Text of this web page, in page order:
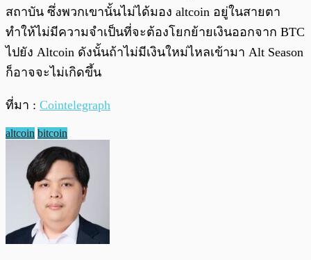
สถาบัน ซึ่งพวกเขานั้นไม่ได้มอง altcoin อยู่ในสายตา
ทำให้ไม่มีความจำเป็นที่จะต้องโยกย้ายเงินออกจาก BTC
ไปยัง Altcoin ดังนั้นถ้าไม่มีเงินใหม่ไหลเข้ามา Alt Season
ก็อาจจะไม่เกิดขึ้น
ที่มา : Cointelegraph
altcoin bitcoin